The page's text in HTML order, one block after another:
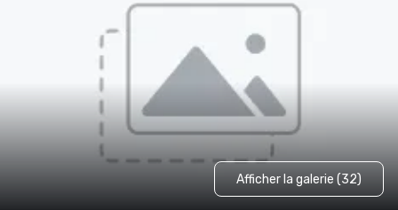
Afficher la galerie (32)